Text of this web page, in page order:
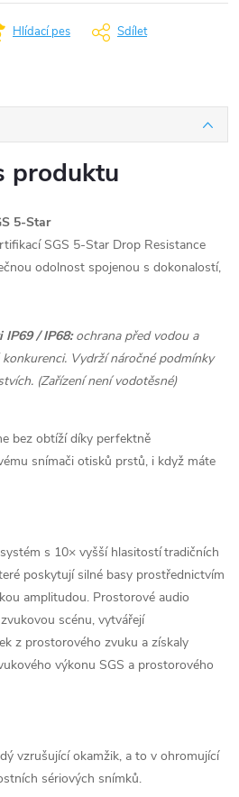
Hlídací pes Sdílet
produktu
5-Star
SGS 5-Star Drop Resistance
odolnost spojenou s dokonalostí,
/ IP68:ochrana před vodou a
Vydrží náročné podmínky
(Zařízení není vodotěsné)
bez obtíží díky perfektně
snímači otisků prstů, i když máte
s 10× vyšší hlasitostí7 tradičních
poskytují silné basy prostřednictvím
amplitudou. Prostorové audio
scénu, vytvářejí
z prostorového zvuku a získaly
výkonu SGS a prostorového
vzrušující okamžik, a to v ohromující
sériových snímků.